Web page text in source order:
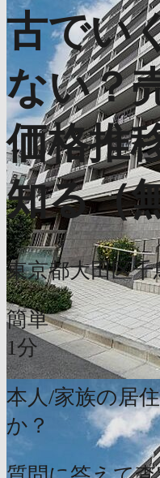
古でい
ない？
価格推
知る（
東京都大田区千
簡単
1分
本人/家族の居
か？